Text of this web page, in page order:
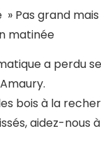
Pas grand
matinée
a perdu
bois à la
aidez-nous